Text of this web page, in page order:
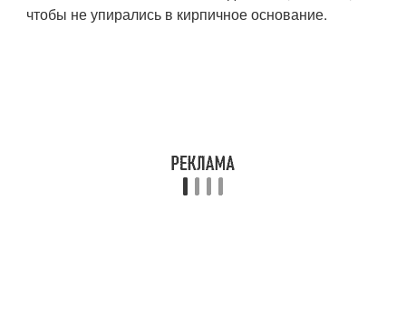
чтобы не упирались в кирпичное основание.